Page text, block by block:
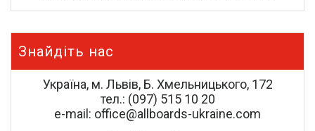
Знайдіть нас
Україна, м. Львів, Б. Хмельницького, 172
тел.: (097) 515 10 20
e-mail: office@allboards-ukraine.com